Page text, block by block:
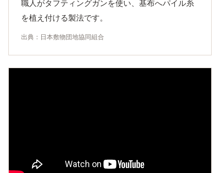
職人がタフティングガンを使い、基布へパイル糸
を植え付ける製法です。
出典：日本敷物団地協同組合